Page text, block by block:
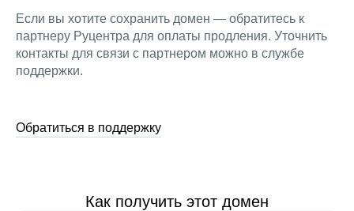
Если вы хотите сохранить домен — обратитесь к
партнеру Руцентра для оплаты продления. Уточнить
контакты для связи с партнером можно в службе
поддержки.
Обратиться в поддержку
Как получить этот домен